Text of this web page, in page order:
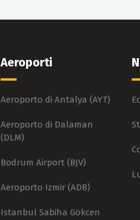
Aeroporti
Aeroporto di Antalya (AYT)
Aeroporto di Dalaman
(DLM)
Bodrum Airport (BJV)
Aeroporto Izmir (ADB)
Istanbul Sabiha Gökcen